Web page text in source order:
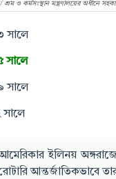
ও কর্মসংস্থান মন্ত্রণালয়ের অধীনে
সালে
সালে
সালে
সালে
ইলিনয়
আন্তর্জাতিকভাবে